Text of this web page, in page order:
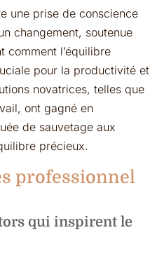
une prise de conscience
changement, soutenue
comment l’équilibre
pour la productivité et
novatrices, telles que
ont gagné en
de sauvetage aux
précieux.
professionnel
qui inspirent le